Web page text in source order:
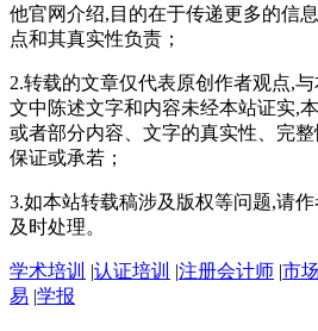
他官网介绍,目的在于传递更多的信
点和其真实性负责；
2.转载的文章仅代表原创作者观点,
文中陈述文字和内容未经本站证实,
或者部分内容、文字的真实性、完
保证或承若；
3.如本站转载稿涉及版权等问题,请
及时处理。
学术培训 |认证培训 |注册会计师 |市
易 |学报